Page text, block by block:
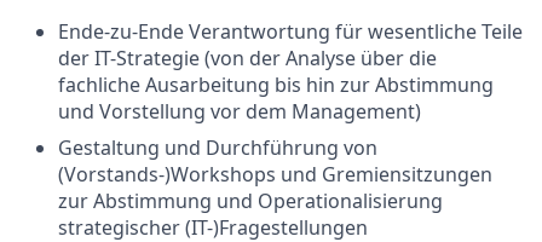
Ende-zu-Ende Verantwortung für wesentliche Teile
der IT-Strategie (von der Analyse über die
fachliche Ausarbeitung bis hin zur Abstimmung
und Vorstellung vor dem Management)
Gestaltung und Durchführung von
(Vorstands-)Workshops und Gremiensitzungen
zur Abstimmung und Operationalisierung
strategischer (IT-)Fragestellungen